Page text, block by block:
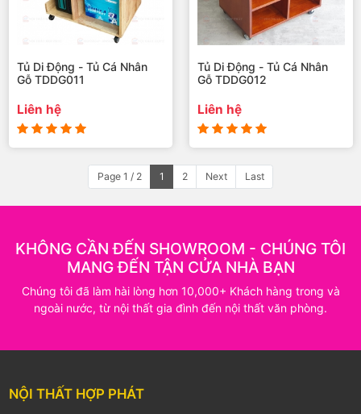
Tủ Di Động - Tủ Cá Nhân
Gỗ TDDG011
Liên hệ
Tủ Di Động - Tủ Cá Nhân
Gỗ TDDG012
Liên hệ
Page 1 / 2 1 2 Next Last
KHÔNG CẦN ĐẾN SHOWROOM - CHÚNG TÔI
MANG ĐẾN TẬN CỬA NHÀ BẠN
Chúng tôi đã làm hài lòng hơn 10,000+ Khách hàng trong và
ngoài nước, từ nội thất gia đình đến nội thất văn phòng.
NỘI THẤT HỢP PHÁT